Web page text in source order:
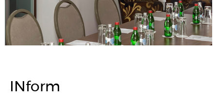
SOBE I APARTMANI
RESTORANI I BAROVI
INform